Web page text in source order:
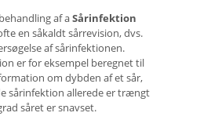
af aSårinfektion
en såkaldt sårrevision, dvs.
af sårinfektionen.
er for eksempel beregnet til
om dybden af ​​et sår,
sårinfektion allerede er trængt
såret er snavset.